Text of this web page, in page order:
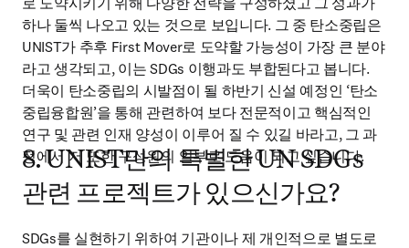
하나 둘씩 나오고 있는 것으로 보입니다. 그 중 탄소중립은
UNIST가 추후 First Mover로 도약할 가능성이 가장 큰 분야
라고 생각되고, 이는 SDGs 이행과도 부합된다고 봅니다.
더욱이 탄소중립의 시발점이 될 하반기 신설 예정인 ‘탄소
중립융합원’을 통해 관련하여 보다 전문적이고 핵심적인
연구 및 관련 인재 양성이 이루어 질 수 있길 바라고, 그 과
정에서 저 또한 구성원의 일부로 도움이 되고 싶습니다.
8. UNIST만의 특별한 UN SDGs
관련 프로젝트가 있으신가요?
SDGs를 실현하기 위하여 기관이나 제 개인적으로 별도로